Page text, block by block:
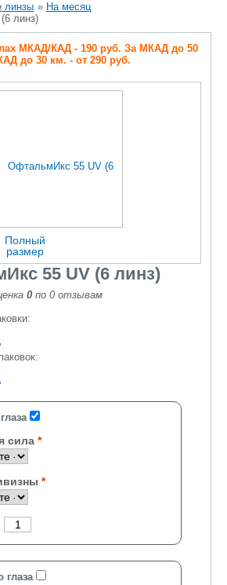
линзы » На месяц
линз)
МКАД/КАД - 190 руб. За МКАД до 50
до 30 км. - от 290 руб.
Полный
размер
55 UV (6 линз)
0 по 0 отзывам
сила
глаза